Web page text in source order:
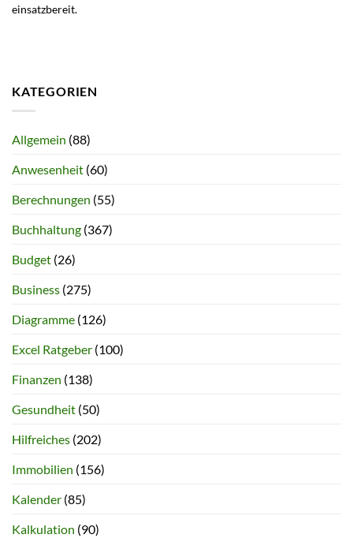
einsatzbereit.
KATEGORIEN
Allgemein (88)
Anwesenheit (60)
Berechnungen (55)
Buchhaltung (367)
Budget (26)
Business (275)
Diagramme (126)
Excel Ratgeber (100)
Finanzen (138)
Gesundheit (50)
Hilfreiches (202)
Immobilien (156)
Kalender (85)
Kalkulation (90)